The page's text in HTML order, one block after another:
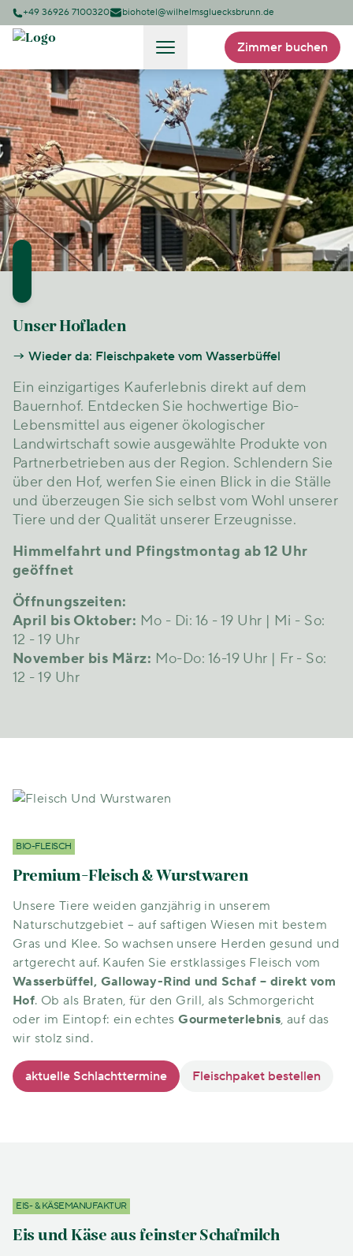
+49 36926 7100320 biohotel@wilhelmsgluecksbrunn.de
Zimmer buchen
Unser Hofladen
Wieder da: Fleischpakete vom Wasserbüffel
Ein einzigartiges Kauferlebnis direkt auf dem
Bauernhof. Entdecken Sie hochwertige Bio-
Lebensmittel aus eigener ökologischer
Landwirtschaft sowie ausgewählte Produkte von
Partnerbetrieben aus der Region. Schlendern Sie
über den Hof, werfen Sie einen Blick in die Ställe
und überzeugen Sie sich selbst vom Wohl unserer
Tiere und der Qualität unserer Erzeugnisse.
Himmelfahrt und Pfingstmontag ab 12 Uhr
geöffnet
Öffnungszeiten:
April bis Oktober: Mo - Di: 16 - 19 Uhr | Mi - So:
12 - 19 Uhr
November bis März: Mo-Do: 16-19 Uhr | Fr - So:
12 - 19 Uhr
BIO-FLEISCH
Premium-Fleisch & Wurstwaren
Unsere Tiere weiden ganzjährig in unserem
Naturschutzgebiet – auf saftigen Wiesen mit bestem
Gras und Klee. So wachsen unsere Herden gesund und
artgerecht auf. Kaufen Sie erstklassiges Fleisch vom
Wasserbüffel, Galloway-Rind und Schaf – direkt vom
Hof. Ob als Braten, für den Grill, als Schmorgericht
oder im Eintopf: ein echtesGourmeterlebnis, auf das
wir stolz sind.
aktuelle Schlachttermine Fleischpaket bestellen
EIS- & KÄSEMANUFAKTUR
Eis und Käse aus feinster Schafmilch